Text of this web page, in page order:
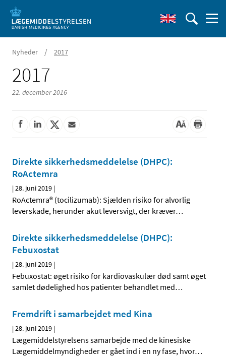
Nyheder / 2017
2017
22. december 2016
Direkte sikkerhedsmeddelelse (DHPC):
RoActemra
|28. juni 2019 |
RoActemra® (tocilizumab): Sjælden risiko for alvorlig
leverskade, herunder akut leversvigt, der kræver…
Direkte sikkerhedsmeddelelse (DHPC):
Febuxostat
|28. juni 2019 |
Febuxostat: øget risiko for kardiovaskulær død samt øget
samlet dødelighed hos patienter behandlet med…
Fremdrift i samarbejdet med Kina
|28. juni 2019 |
Lægemiddelstyrelsens samarbejde med de kinesiske
Lægemiddelmyndigheder er gået ind i en ny fase, hvor…